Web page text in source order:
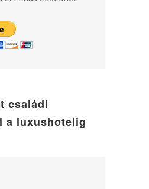
családi
a luxushotelig